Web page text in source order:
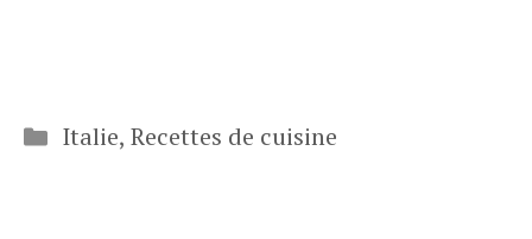
Catégories
Italie, Recettes de cuisine